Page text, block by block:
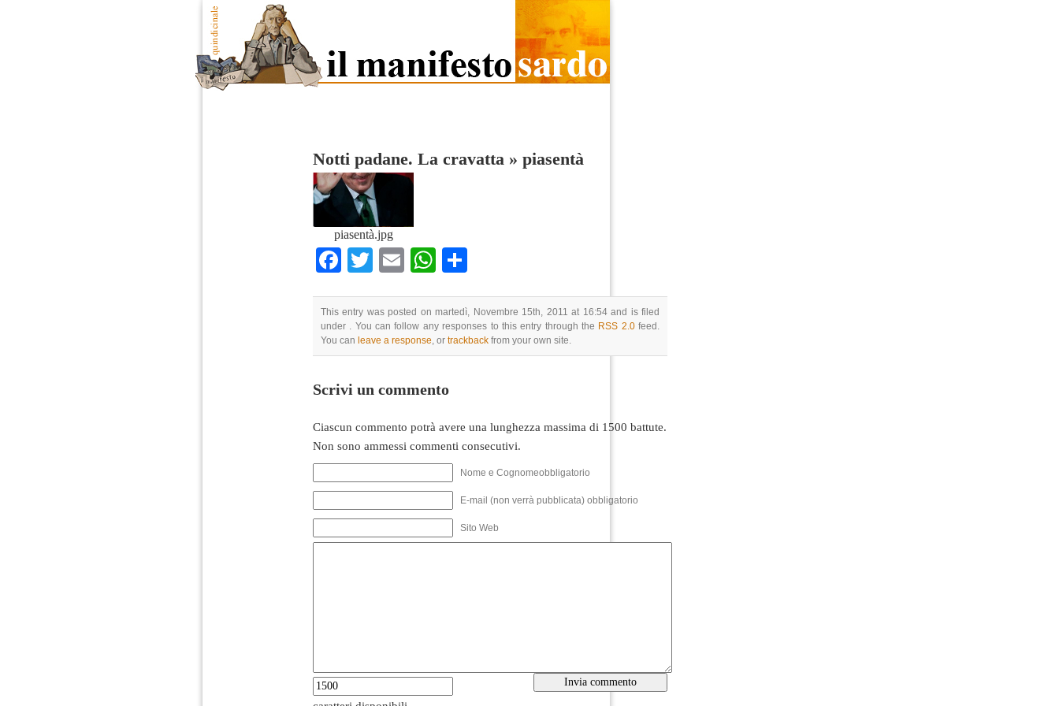
Notti padane. La cravatta » piasentà
piasentà.jpg
Facebook
TwitterEmailWhatsApp
This entry was posted on martedì, Novembre 15th, 2011 at 16:54 and is filed
under . You can follow any responses to this entry through the RSS 2.0feed.
You can leave a response, or trackback from your own site.
Scrivi un commento
Ciascun commento potrà avere una lunghezza massima di 1500 battute.
Non sono ammessi commenti consecutivi.
Nome e Cognomeobbligatorio
E-mail (non verrà pubblicata) obbligatorio
Sito Web